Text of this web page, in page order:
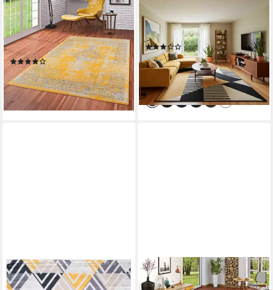
Designteppich Designer
Teppich Passion Vintage
Bordüre, Rechteckig, Höhe: 9
mm
(2)
ab 29,90 € UVP52,90 €
-43%
lieferbar - in 2-3 Werktagen bei dir
Teppich Passion Modern,
Rechteckig, Höhe: 9 mm
(4)
ab 29,90 € UVP34,90 €
lieferbar - in 2-3 Werktagen bei dir
+1
TAPISO
Designteppich TOSCANA,
PERGAMON
Designteppich Designer